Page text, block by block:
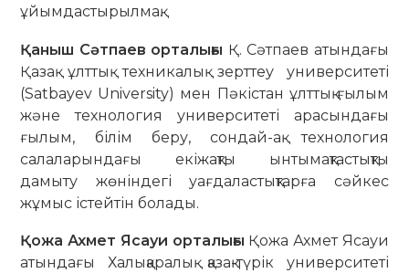
ұйымдастырылмақ.
Қаныш Сәтпаев орталығы Қ. Сәтпаев атындағы
Қазақ ұлттық техникалық зерттеу университеті
(Satbayev University) мен Пәкістан ұлттық ғылым
және технология университеті арасындағы
ғылым, білім беру, сондай-ақ технология
салаларындағы екіжақты ынтымақтастықты
дамыту жөніндегі уағдаластықтарға сәйкес
жұмыс істейтін болады.
Қожа Ахмет Ясауи орталығы Қожа Ахмет Ясауи
атындағы Халықаралық қазақ-түрік университеті